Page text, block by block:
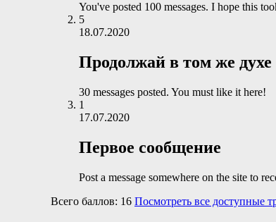
You've posted 100 messages. I hope this
5
18.07.2020
Продолжай в том же духе
30 messages posted. You must like it here!
1
17.07.2020
Первое сообщение
Post a message somewhere on the site to
Всего баллов: 16 Посмотреть все доступные